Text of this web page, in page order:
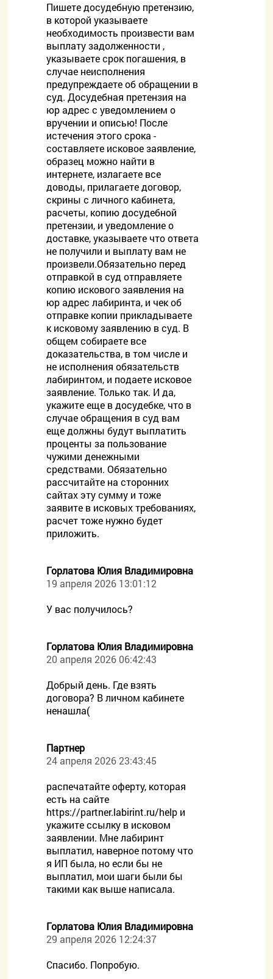
Пишете досудебную претензию,
в которой указываете
необходимость произвести вам
выплату задолженности ,
указываете срок погашения, в
случае неисполнения
предупреждаете об обращении в
суд. Досудебная претензия на
юр адрес с уведомлением о
вручении и описью! После
истечения этого срока -
составляете исковое заявление,
образец можно найти в
интернете, излагаете все
доводы, прилагаете договор,
скрины с личного кабинета,
расчеты, копию досудебной
претензии, и уведомление о
доставке, указываете что ответа
не получили и выплату вам не
произвели.Обязательно перед
отправкой в суд отправляете
копию искового заявления на
юр адрес лабиринта, и чек об
отправке копии прикладываете
к исковому заявлению в суд. В
общем собираете все
доказательства, в том числе и
не исполнения обязательств
лабиринтом, и подаете исковое
заявление. Только так. И да,
укажите еще в досудебке, что в
случае обращения в суд вам
еще должны будут выплатить
проценты за пользование
чужими денежными
средствами. Обязательно
рассчитайте на сторонних
сайтах эту сумму и тоже
заявите в исковых требованиях,
расчет тоже нужно будет
приложить.
Горлатова Юлия Владимировна
19 апреля 2026 13:01:12
У вас получилось?
Горлатова Юлия Владимировна
20 апреля 2026 06:42:43
Добрый день. Где взять
договора? В личном кабинете
ненашла(
Партнер
24 апреля 2026 23:43:45
распечатайте оферту, которая
есть на сайте
https://partner.labirint.ru/help и
укажите ссылку в исковом
заявлении. Мне лабиринт
выплатил, наверное потому что
я ИП была, но если бы не
выплатил, мои шаги были бы
такими как выше написала.
Горлатова Юлия Владимировна
29 апреля 2026 12:24:37
Спасибо. Попробую.